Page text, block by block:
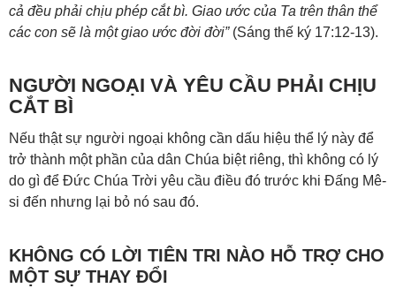
cả đều phải chịu phép cắt bì. Giao ước của Ta trên thân thể
các con sẽ là một giao ước đời đời”(Sáng thế ký 17:12-13).
NGƯỜI NGOẠI VÀ YÊU CẦU PHẢI CHỊU
CẮT BÌ
Nếu thật sự người ngoại không cần dấu hiệu thể lý này để
trở thành một phần của dân Chúa biệt riêng, thì không có lý
do gì để Đức Chúa Trời yêu cầu điều đó trước khi Đấng Mê-
si đến nhưng lại bỏ nó sau đó.
KHÔNG CÓ LỜI TIÊN TRI NÀO HỖ TRỢ CHO
MỘT SỰ THAY ĐỔI